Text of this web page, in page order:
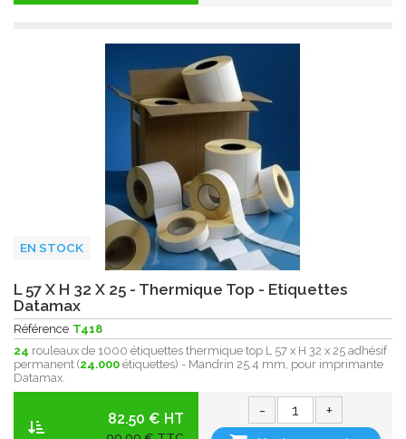
EN STOCK
L 57 X H 32 X 25 - Thermique Top - Etiquettes
Datamax
Référence T418
24 rouleaux de 1000 étiquettes thermique top L 57 x H 32 x 25 adhésif
permanent (24.000 étiquettes) - Mandrin 25.4 mm, pour imprimante
Datamax.
82.50 € HT - +